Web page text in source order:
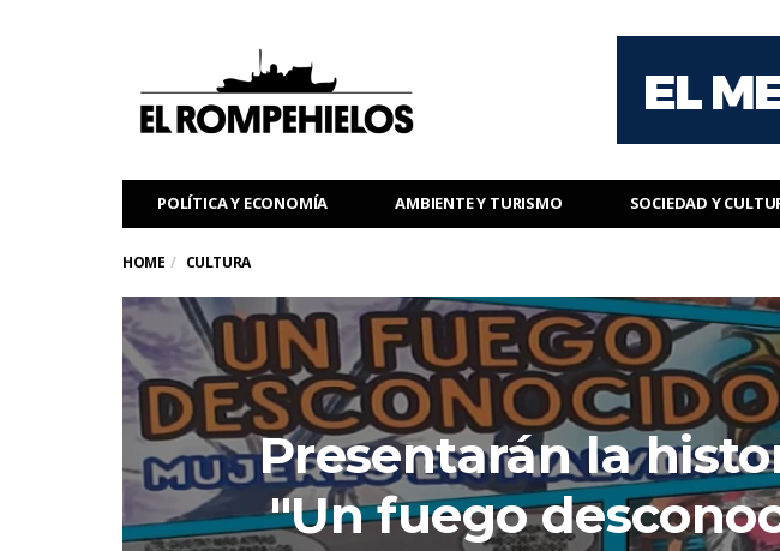
POLÍTICA Y ECONOMÍA AMBIENTE Y TURISMO SOCIEDAD Y
HOME CULTURA
Presentarán la
"Un fuego